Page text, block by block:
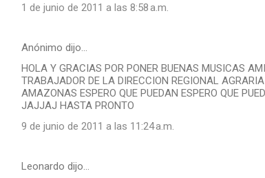
1 de junio de 2011 a las 8:58 a.m.
Anónimo dijo…
HOLA Y GRACIAS POR PONER BUENAS MUSICAS
TRABAJADOR DE LA DIRECCION REGIONAL
AMAZONAS ESPERO QUE PUEDAN ESPERO QUE
JAJJAJ HASTA PRONTO
9 de junio de 2011 a las 11:24 a.m.
Leonardo dijo…